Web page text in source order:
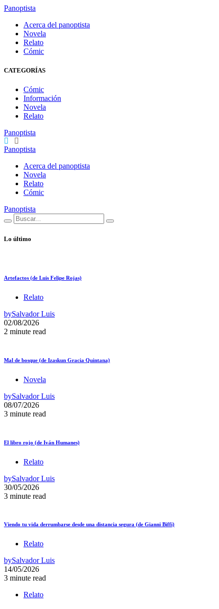
Panoptista
Acerca del panoptista
Novela
Relato
Cómic
CATEGORÍAS
Cómic
Información
Novela
Relato
Panoptista
Panoptista
Acerca del panoptista
Novela
Relato
Cómic
Panoptista
Lo último
Artefactos (de Luis Felipe Rojas)
Relato
bySalvador Luis
02/08/2026
2 minute read
Mal de bosque (de Izaskun Gracia Quintana)
Novela
bySalvador Luis
08/07/2026
3 minute read
El libro rojo (de Iván Humanes)
Relato
bySalvador Luis
30/05/2026
3 minute read
Viendo tu vida derrumbarse desde una distancia segura (de Gianni Biffi)
Relato
bySalvador Luis
14/05/2026
3 minute read
Relato